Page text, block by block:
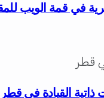
في قمة الويب
القيادة في قطر